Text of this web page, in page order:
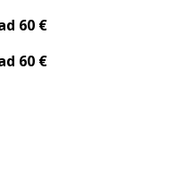
60 €
60 €